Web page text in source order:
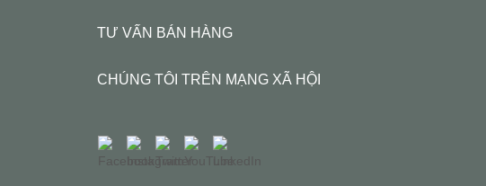
TƯ VẤN BÁN HÀNG
CHÚNG TÔI TRÊN MẠNG XÃ HỘI